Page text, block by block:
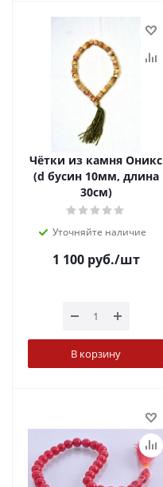
Чётки из камня Оникс
(d бусин 10мм, длина
30см)
Уточняйте наличие
1 100руб./шт
В корзину